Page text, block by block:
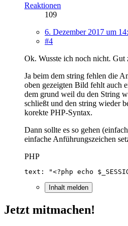
Reaktionen
109
6. Dezember 2017 um
#4
Ok. Wusste ich noch nicht. Gut
Ja beim dem string fehlen die
oben gezeigten Bild fehlt auch
dem grund weil du den String
schließt und den string wieder
korekte PHP-Syntax.
Dann sollte es so gehen
einfache Anführungszeichen
PHP
text: "<?php echo
Inhalt melden
Jetzt mitmachen!